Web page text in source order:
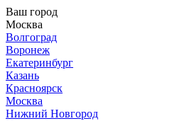
Ваш город
Москва
Волгоград
Воронеж
Екатеринбург
Казань
Красноярск
Москва
Нижний Новгород